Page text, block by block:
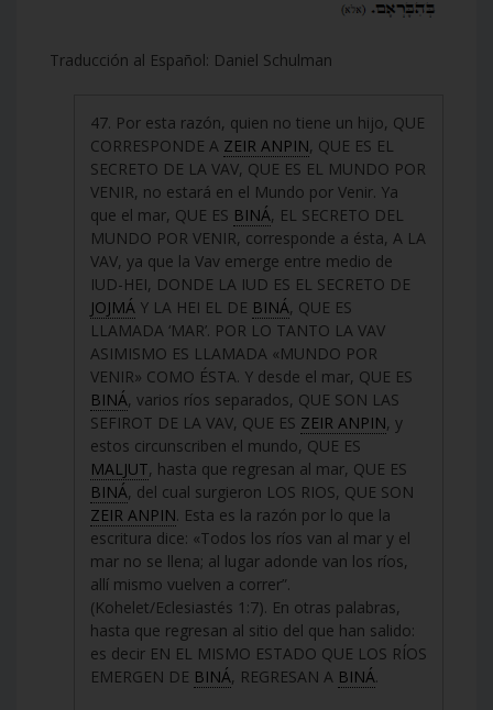
Traducción al Español: Daniel Schulman
47. Por esta razón, quien no tiene un hijo, QUE
CORRESPONDE A ZEIR ANPIN, QUE ES EL
SECRETO DE LA VAV, QUE ES EL MUNDO POR
VENIR, no estará en el Mundo por Venir. Ya
que el mar, QUE ES BINÁ, EL SECRETO DEL
MUNDO POR VENIR, corresponde a ésta, A LA
VAV, ya que la Vav emerge entre medio de
IUD-HEI, DONDE LA IUD ES EL SECRETO DE
JOJMÁ Y LA HEI EL DE BINÁ, QUE ES
LLAMADA ‘MAR’. POR LO TANTO LA VAV
ASIMISMO ES LLAMADA «MUNDO POR
VENIR» COMO ÉSTA. Y desde el mar, QUE ES
BINÁ, varios ríos separados, QUE SON LAS
SEFIROT DE LA VAV, QUE ES ZEIR ANPIN, y
estos circunscriben el mundo, QUE ES
MALJUT, hasta que regresan al mar, QUE ES
BINÁ, del cual surgieron LOS RIOS, QUE SON
ZEIR ANPIN. Esta es la razón por lo que la
escritura dice: «Todos los ríos van al mar y el
mar no se llena; al lugar adonde van los ríos,
allí mismo vuelven a correr”.
(Kohelet/Eclesiastés 1:7). En otras palabras,
hasta que regresan al sitio del que han salido:
es decir EN EL MISMO ESTADO QUE LOS RÍOS
EMERGEN DE BINÁ, REGRESAN A BINÁ.